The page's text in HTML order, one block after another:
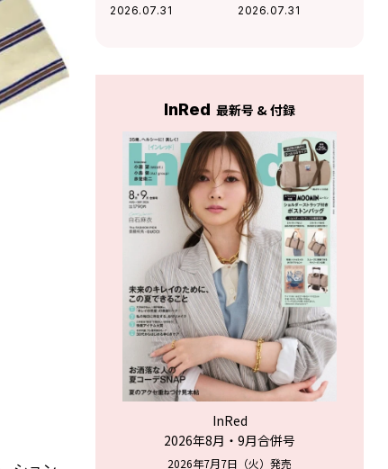
を味方にする「コ
2026.07.31
きキャップ】はフ
2026.07.31
InRed 最新号 & 付録
InRed
2026年8月・9月合併号
2026年7月7日（火）発売